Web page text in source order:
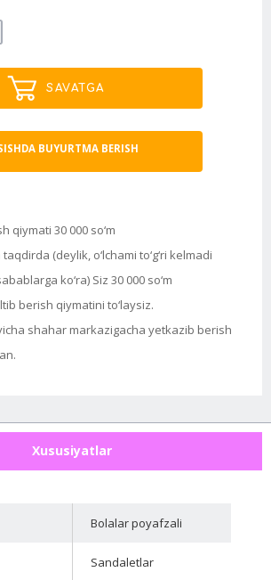
SAVATGA
BUYURTMA BERISH
qiymati 30 000 so‘m
(deylik, o‘lchami to‘g‘ri kelmadi
ko‘ra) Siz 30 000 so‘m
berish qiymatini to‘laysiz.
shahar markazigacha yetkazib berish
Xususiyatlar
Bolalar poyafzali
Sandaletlar